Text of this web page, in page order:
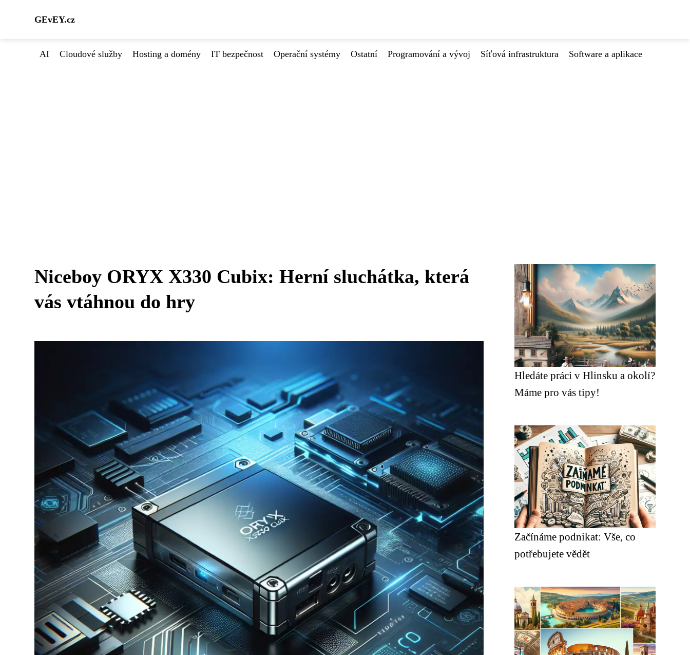
GEvEY.cz
AI Cloudové služby Hosting a domény IT bezpečnost Operační systémy Ostatní Programování a vývoj Síťová infrastruktura Software a aplikace
Niceboy ORYX X330 Cubix: Herní sluchátka, která
vás vtáhnou do hry
Hledáte práci v Hlinsku a okolí?
Máme pro vás tipy!
Začínáme podnikat: Vše, co
potřebujete vědět